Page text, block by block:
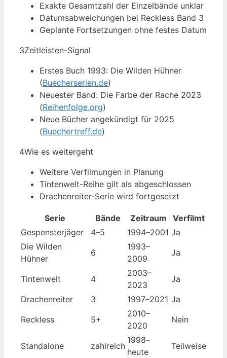
Exakte Gesamtzahl der Einzelbände unklar
Datumsabweichungen bei Reckless Band 3
Geplante Fortsetzungen ohne festes Datum
3Zeitleisten-Signal
Erstes Buch 1993: Die Wilden Hühner
(Buecherserien.de)
Neuester Band: Die Farbe der Rache 2023
(Reihenfolge.org)
Neue Bücher angekündigt für 2025
(Buechertreff.de)
4Wie es weitergeht
Weitere Verfilmungen in Planung
Tintenwelt-Reihe gilt als abgeschlossen
Drachenreiter-Serie wird fortgesetzt
Serie Bände Zeitraum
Verfilmt
Gespensterjäger
4–5 1994–2001 Ja
Die Wilden
Hühner
6
1993–
2009
Ja
Tintenwelt 4
2003–
2023
Ja
Drachenreiter
3 1997–2021 Ja
Reckless
5+
2010–
2020
Nein
Standalone zahlreich
1998–
heute
Teilweise